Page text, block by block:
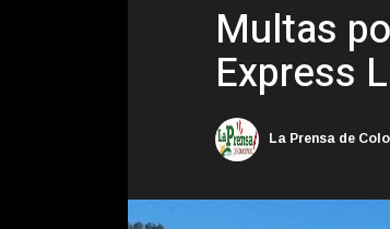
Multas
Express
La Prensa de